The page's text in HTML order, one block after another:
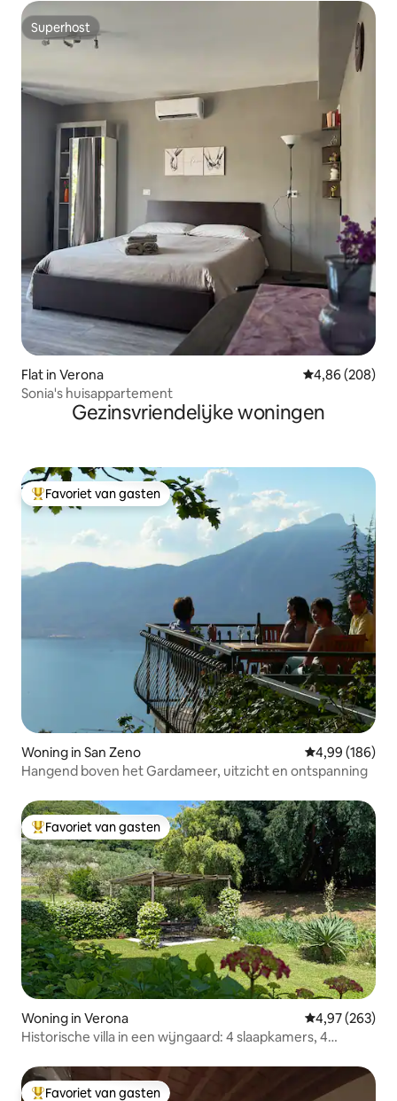
Superhost
Superhost
Flat in Verona Gemiddelde
4,86 (208)
Sonia's huisappartement
Gezinsvriendelijke woningen
Topfavoriet van gasten
Favoriet van gasten
Woning in San Zeno Gemiddelde
4,99 (186)
Hangend boven het Gardameer, uitzicht en ontspanning
Topfavoriet van gasten
Favoriet van gasten
Woning in Verona Gemiddelde
4,97 (263)
Historische villa in een wijngaard: 4 slaapkamers, 4
Favoriet van gasten